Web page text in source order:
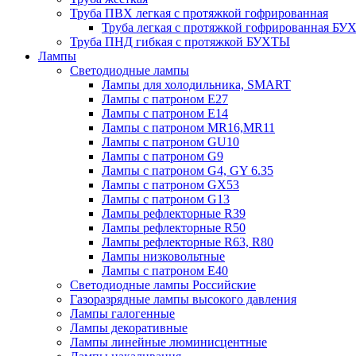
Труба ПВХ легкая с протяжкой гофрированная
Труба легкая с протяжкой гофрированная
Труба ПНД гибкая с протяжкой БУХТЫ
Лампы
Светодиодные лампы
Лампы для холодильника, SMART
Лампы с патроном E27
Лампы с патроном Е14
Лампы с патроном MR16,MR11
Лампы с патроном GU10
Лампы с патроном G9
Лампы с патроном G4, GY 6.35
Лампы с патроном GX53
Лампы с патроном G13
Лампы рефлекторные R39
Лампы рефлекторные R50
Лампы рефлекторные R63, R80
Лампы низковольтные
Лампы с патроном Е40
Светодиодные лампы Российские
Газоразрядные лампы высокого давления
Лампы галогенные
Лампы декоративные
Лампы линейные люминисцентные